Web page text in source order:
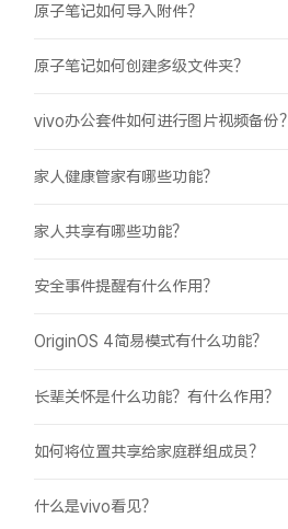
原子笔记如何导入附件？
原子笔记如何创建多级文件夹？
vivo办公套件如何进行图片视频备份？
家人健康管家有哪些功能？
家人共享有哪些功能？
安全事件提醒有什么作用？
OriginOS 4简易模式有什么功能？
长辈关怀是什么功能？有什么作用？
如何将位置共享给家庭群组成员？
什么是vivo看见？